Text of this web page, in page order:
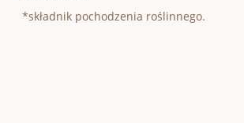
*składnik pochodzenia roślinnego.